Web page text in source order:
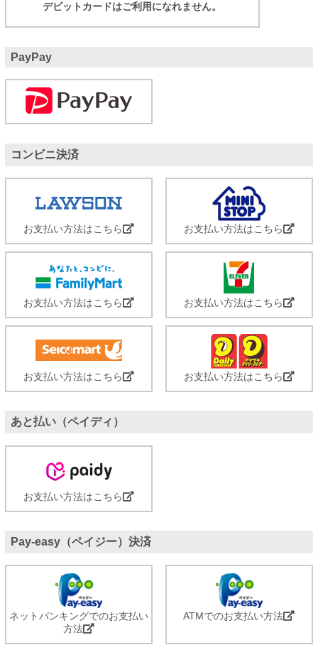
デビットカードはご利用になれません。
PayPay
コンビニ決済
お支払い方法はこちら お支払い方法はこちら
お支払い方法はこちら お支払い方法はこちら
お支払い方法はこちら お支払い方法はこちら
あと払い（ペイディ）
お支払い方法はこちら
Pay-easy（ペイジー）決済
ネットバンキングでのお支払い
方法
ATMでのお支払い方法